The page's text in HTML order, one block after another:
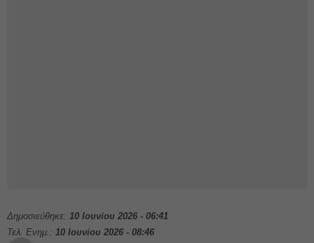
Δημοσιεύθηκε: 10 Ιουνίου 2026 - 06:41
Τελ. Ενημ.: 10 Ιουνίου 2026 - 08:46